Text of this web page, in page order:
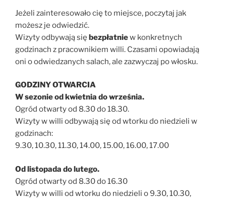
Jeżeli zainteresowało cię to miejsce, poczytaj jak
możesz je odwiedzić.
Wizyty odbywają się bezpłatniew konkretnych
godzinach z pracownikiem willi. Czasami opowiadają
oni o odwiedzanych salach, ale zazwyczaj po włosku.
GODZINY OTWARCIA
W sezonie od kwietnia do września.
Ogród otwarty od 8.30 do 18.30.
Wizyty w willi odbywają się od wtorku do niedzieli w
godzinach:
9.30, 10.30, 11.30, 14.00, 15.00, 16.00, 17.00
Od listopada do lutego.
Ogród otwarty od 8.30 do 16.30
Wizyty w willi od wtorku do niedzieli o 9.30, 10.30,